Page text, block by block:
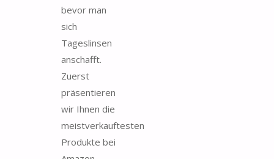
bevor man
sich
Tageslinsen
anschafft.
Zuerst
präsentieren
wir Ihnen die
meistverkauftesten
Produkte bei